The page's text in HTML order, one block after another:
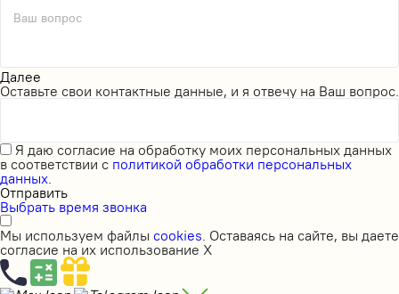
Ваш вопрос
Далее
Оставьте свои контактные данные, и я отвечу на Ваш вопрос.
Я даю согласие на обработку моих персональных данных
в соответствии с политикой обработки персональных
данных.
Отправить
Выбрать время звонка
Мы используем файлы cookies . Оставаясь на сайте, вы даете
согласие на их использование X